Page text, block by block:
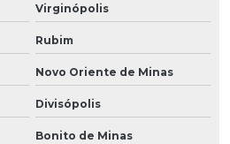
Virginópolis
Rubim
Novo Oriente de Minas
Divisópolis
Bonito de Minas